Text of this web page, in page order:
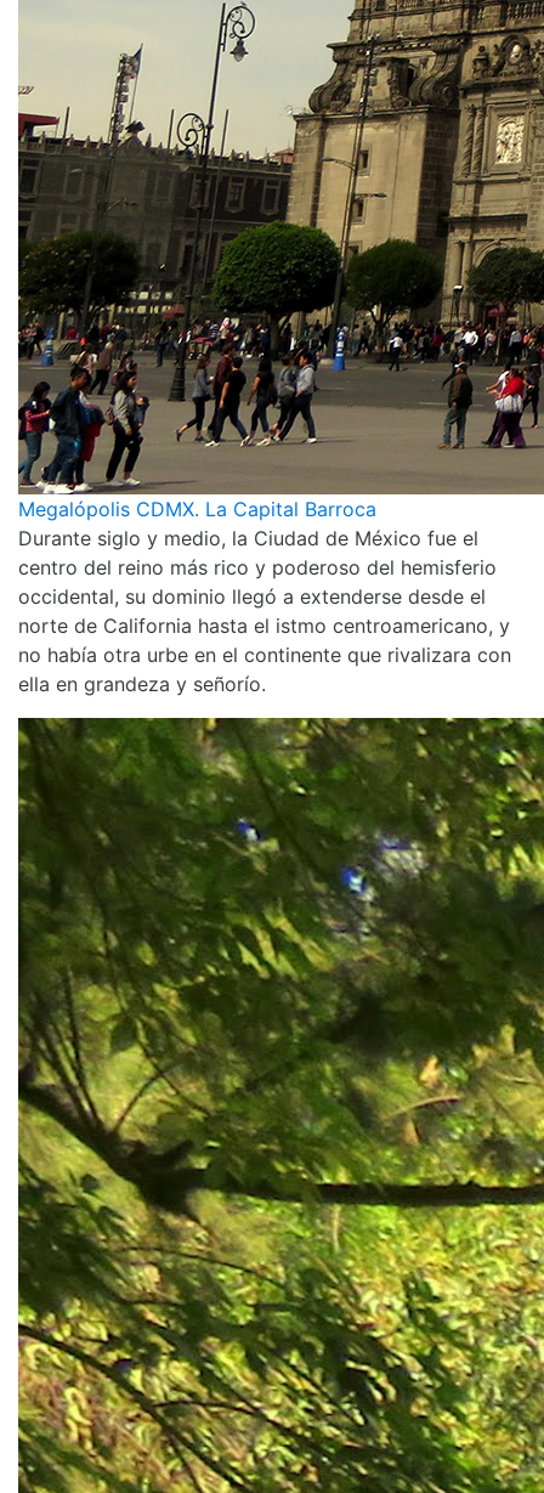
Megalópolis CDMX. La Capital Barroca
Durante siglo y medio, la Ciudad de México fue el
centro del reino más rico y poderoso del hemisferio
occidental, su dominio llegó a extenderse desde el
norte de California hasta el istmo centroamericano, y
no había otra urbe en el continente que rivalizara con
ella en grandeza y señorío.